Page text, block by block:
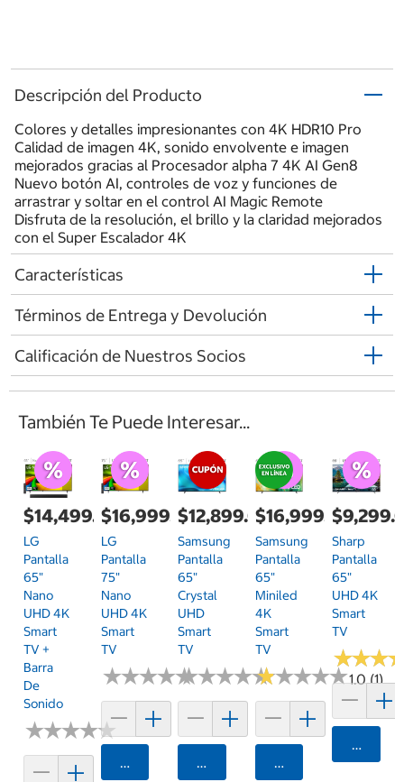
Descripción del Producto
Colores y detalles impresionantes con 4K HDR10 Pro
Calidad de imagen 4K, sonido envolvente e imagen
mejorados gracias al Procesador alpha 7 4K AI Gen8
Nuevo botón AI, controles de voz y funciones de
arrastrar y soltar en el control AI Magic Remote
Disfruta de la resolución, el brillo y la claridad mejorados
con el Super Escalador 4K
Características
Términos de Entrega y Devolución
Calificación de Nuestros Socios
También Te Puede Interesar...
$14,499.00
LG
Pantalla
65"
Nano
UHD 4K
Smart
TV +
Barra
De
Sonido
★★★★★
★★★★★
$16,999.00
LG
Pantalla
75"
Nano
UHD 4K
Smart
TV
★★★★★
★★★★★
Agregar
$12,899.00
Samsung
Pantalla
65"
Crystal
UHD
Smart
TV
★★★★★
★★★★★
Agregar
$16,999.00
Samsung
Pantalla
65"
Miniled
4K
Smart
TV
★★★★★
★★★★★1.0 (1)
Agregar
Sharp
Pantalla
65"
UHD 4K
Smart
TV
★★★
★★★